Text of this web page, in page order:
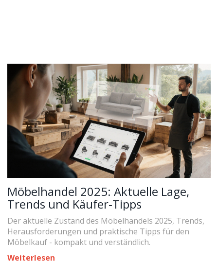
Möbelhandel 2025: Aktuelle Lage,
Trends und Käufer‑Tipps
Der aktuelle Zustand des Möbelhandels 2025, Trends,
Herausforderungen und praktische Tipps für den
Möbelkauf - kompakt und verständlich.
Weiterlesen